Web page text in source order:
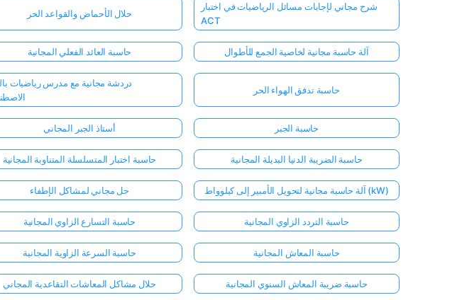
حلال الأحماض والقواعد الحر
شرح مجاني لإجابات مسائل الرياضيات في اختبار
ACT
حاسبة العائد الفعلي المجانية آلة حاسبة مجانية لخاصية الجمع للأطوال
دردشة مجانية مع مدرس رياضيات
حاسبة تدفق الهواء الحر
أستاذ الجبر المجاني حاسبة الجبر
حاسبة اختبار المتسلسلة المتناوبة المجانية حاسبة الضريبة الدنيا البديلة المجانية
حل مجاني لمشاكل الإطفاء آلة حاسبة مجانية لتحويل الأمبير إلى كيلوواط (kW)
حاسبة التسارع الزاوي المجانية حاسبة التردد الزاوي المجانية
حاسبة السرعة الزاوية المجانية حاسبة المعاش المجانية
حلال مشاكل المعاشات التقاعدية المجاني حاسبة ضريبة المعاش السنوي المجانية